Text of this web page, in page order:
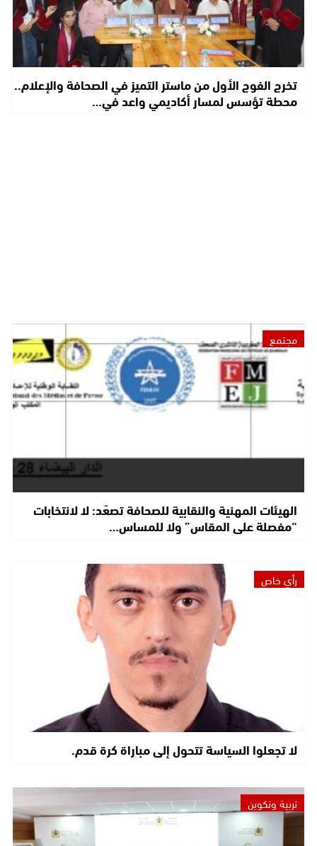
تخرج الفوج الأول من ماستر التميز في الصحافة والإعلام..
محطة تؤسس لمسار أكاديمي واعد في…
مجتمع
الهيئات المهنية والنقابية للصحافة تصعّد: لا لانتخابات
“مفصلة على المقاس” ولا للمساس…
رأي خاص
لا تجعلوا السياسة تتحول إلى مباراة كرة قدم.
تربية وتكوين